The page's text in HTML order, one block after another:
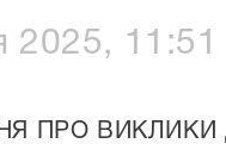
2025, 11:51
ПРО ВИКЛИКИ